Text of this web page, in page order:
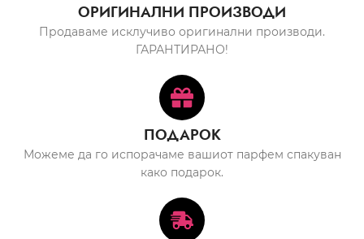
ОРИГИНАЛНИ ПРОИЗВОДИ
Продаваме исклучиво оригинални производи.
ГАРАНТИРАНО!
ПОДАРОК
Можеме да го испорачаме вашиот парфем спакуван
како подарок.